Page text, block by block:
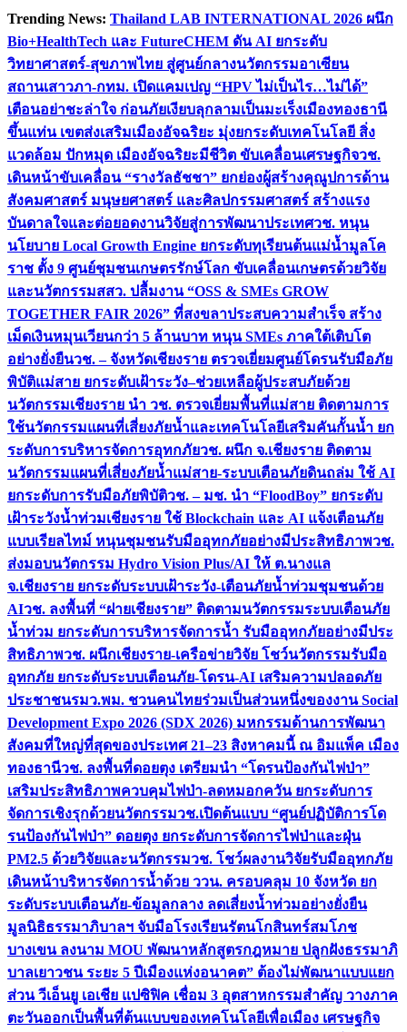
Skip
content
Trending News: Thailand LAB INTERNATIONAL 2026 ผนึก
Bio+HealthTech และ FutureCHEM ดัน AI ยกระดับ
วิทยาศาสตร์-สุขภาพไทย สู่ศูนย์กลางนวัตกรรมอาเซียน
สถานเสาวภา-กทม. เปิดแคมเปญ “HPV ไม่เป็นไร…ไม่ได้”
เตือนอย่าชะล่าใจ ก่อนภัยเงียบลุกลามเป็นมะเร็งเมืองทองธานี
ขึ้นแท่น เขตส่งเสริมเมืองอัจฉริยะ มุ่งยกระดับเทคโนโลยี สิ่ง
แวดล้อม ปักหมุด เมืองอัจฉริยะมีชีวิต ขับเคลื่อนเศรษฐกิจวช.
เดินหน้าขับเคลื่อน “รางวัลธัชชา” ยกย่องผู้สร้างคุณูปการด้าน
สังคมศาสตร์ มนุษยศาสตร์ และศิลปกรรมศาสตร์ สร้างแรง
บันดาลใจและต่อยอดงานวิจัยสู่การพัฒนาประเทศวช. หนุน
นโยบาย Local Growth Engine ยกระดับทุเรียนต้นแม่น้ำมูลโค
ราช ตั้ง 9 ศูนย์ชุมชนเกษตรรักษ์โลก ขับเคลื่อนเกษตรด้วยวิจัย
และนวัตกรรมสสว. ปลื้มงาน “OSS & SMEs GROW
TOGETHER FAIR 2026” ที่สงขลาประสบความสำเร็จ สร้าง
เม็ดเงินหมุนเวียนกว่า 5 ล้านบาท หนุน SMEs ภาคใต้เติบโต
อย่างยั่งยืนวช. – จังหวัดเชียงราย ตรวจเยี่ยมศูนย์โดรนรับมือภัย
พิบัติแม่สาย ยกระดับเฝ้าระวัง–ช่วยเหลือผู้ประสบภัยด้วย
นวัตกรรมเชียงราย นำ วช. ตรวจเยี่ยมพื้นที่แม่สาย ติดตามการ
ใช้นวัตกรรมแผนที่เสี่ยงภัยน้ำและเทคโนโลยีเสริมคันกั้นน้ำ ยก
ระดับการบริหารจัดการอุทกภัยวช. ผนึก จ.เชียงราย ติดตาม
นวัตกรรมแผนที่เสี่ยงภัยน้ำแม่สาย-ระบบเตือนภัยดินถล่ม ใช้ AI
ยกระดับการรับมือภัยพิบัติวช. – มช. นำ “FloodBoy” ยกระดับ
เฝ้าระวังน้ำท่วมเชียงราย ใช้ Blockchain และ AI แจ้งเตือนภัย
แบบเรียลไทม์ หนุนชุมชนรับมืออุทกภัยอย่างมีประสิทธิภาพวช.
ส่งมอบนวัตกรรม Hydro Vision Plus/AI ให้ ต.นางแล
จ.เชียงราย ยกระดับระบบเฝ้าระวัง-เตือนภัยน้ำท่วมชุมชนด้วย
AIวช. ลงพื้นที่ “ฝายเชียงราย” ติดตามนวัตกรรมระบบเตือนภัย
น้ำท่วม ยกระดับการบริหารจัดการน้ำ รับมืออุทกภัยอย่างมีประ
สิทธิภาพวช. ผนึกเชียงราย-เครือข่ายวิจัย โชว์นวัตกรรมรับมือ
อุทกภัย ยกระดับระบบเตือนภัย-โดรน-AI เสริมความปลอดภัย
ประชาชนรมว.พม. ชวนคนไทยร่วมเป็นส่วนหนึ่งของงาน Social
Development Expo 2026 (SDX 2026) มหกรรมด้านการพัฒนา
สังคมที่ใหญ่ที่สุดของประเทศ 21–23 สิงหาคมนี้ ณ อิมแพ็ค เมือง
ทองธานีวช. ลงพื้นที่ดอยตุง เตรียมนำ “โดรนป้องกันไฟป่า”
เสริมประสิทธิภาพควบคุมไฟป่า-ลดหมอกควัน ยกระดับการ
จัดการเชิงรุกด้วยนวัตกรรมวช.เปิดต้นแบบ “ศูนย์ปฏิบัติการโด
รนป้องกันไฟป่า” ดอยตุง ยกระดับการจัดการไฟป่าและฝุ่น
PM2.5 ด้วยวิจัยและนวัตกรรมวช. โชว์ผลงานวิจัยรับมืออุทกภัย
เดินหน้าบริหารจัดการน้ำด้วย ววน. ครอบคลุม 10 จังหวัด ยก
ระดับระบบเตือนภัย-ข้อมูลกลาง ลดเสี่ยงน้ำท่วมอย่างยั่งยืน
มูลนิธิธรรมาภิบาลฯ จับมือโรงเรียนรัตนโกสินทร์สมโภช
บางเขน ลงนาม MOU พัฒนาหลักสูตรกฎหมาย ปลูกฝังธรรมาภิ
บาลเยาวชน ระยะ 5 ปีเมืองแห่งอนาคต” ต้องไม่พัฒนาแบบแยก
ส่วน วีเอ็นยู เอเชีย แปซิฟิค เชื่อม 3 อุตสาหกรรมสำคัญ วางภาค
ตะวันออกเป็นพื้นที่ต้นแบบของเทคโนโลยีเพื่อเมือง เศรษฐกิจ